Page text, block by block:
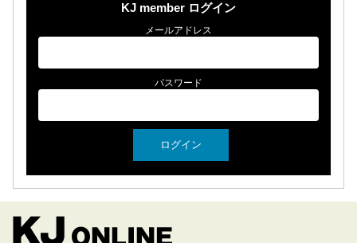
KJ member ログイン
メールアドレス
パスワード